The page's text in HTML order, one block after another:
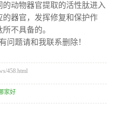
动物器官提取的活性肽进入
器官，发挥修复和保护作
不具备的。
问题请和我联系删除！
458.html
家好